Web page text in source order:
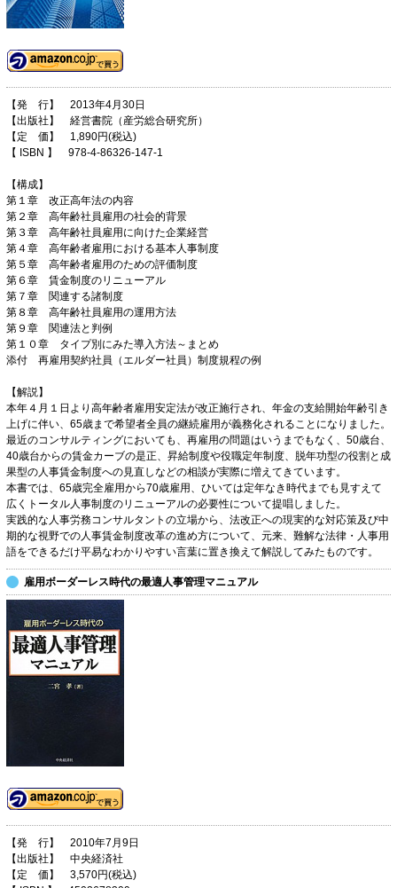
【発 行】 2013年4月30日
【出版社】 経営書院（産労総合研究所）
【定 価】 1,890円(税込)
【 ISBN 】 978-4-86326-147-1
【構成】
第１章 改正高年法の内容
第２章 高年齢社員雇用の社会的背景
第３章 高年齢社員雇用に向けた企業経営
第４章 高年齢者雇用における基本人事制度
第５章 高年齢者雇用のための評価制度
第６章 賃金制度のリニューアル
第７章 関連する諸制度
第８章 高年齢社員雇用の運用方法
第９章 関連法と判例
第１０章 タイプ別にみた導入方法～まとめ
添付 再雇用契約社員（エルダー社員）制度規程の例
【解説】
本年４月１日より高年齢者雇用安定法が改正施行され、年金の支給開始年齢引き
上げに伴い、65歳まで希望者全員の継続雇用が義務化されることになりました。
最近のコンサルティングにおいても、再雇用の問題はいうまでもなく、50歳台、
40歳台からの賃金カーブの是正、昇給制度や役職定年制度、脱年功型の役割と成
果型の人事賃金制度への見直しなどの相談が実際に増えてきています。
本書では、65歳完全雇用から70歳雇用、ひいては定年なき時代までも見すえて
広くトータル人事制度のリニューアルの必要性について提唱しました。
実践的な人事労務コンサルタントの立場から、法改正への現実的な対応策及び中
期的な視野での人事賃金制度改革の進め方について、元来、難解な法律・人事用
語をできるだけ平易なわかりやすい言葉に置き換えて解説してみたものです。
雇用ボーダーレス時代の最適人事管理マニュアル
【発 行】 2010年7月9日
【出版社】 中央経済社
【定 価】 3,570円(税込)